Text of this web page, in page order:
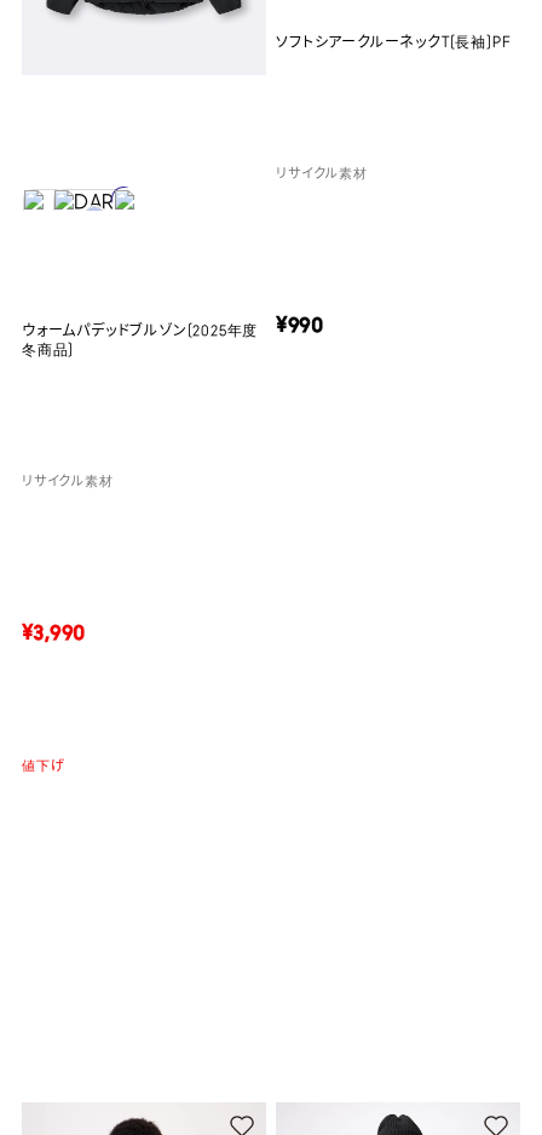
ウォームパデッドブルゾン(2025年度
冬商品)
リサイクル素材
¥3,990
値下げ
ソフトシアークルーネックT(長袖)PF
リサイクル素材
¥990